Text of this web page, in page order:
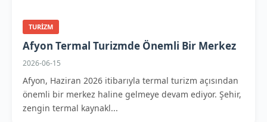
TURIZM
Afyon Termal Turizmde Önemli Bir Merkez
2026-06-15
Afyon, Haziran 2026 itibarıyla termal turizm açısından
önemli bir merkez haline gelmeye devam ediyor. Şehir,
zengin termal kaynakl...